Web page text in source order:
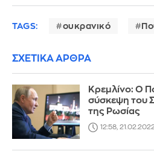
TAGS: ουκρανικό
ΣΧΕΤΙΚΑ ΑΡΘΡΑ
Κρεμλίνο: Ο
σύσκεψη του
της Ρωσίας
12:58, 21.02.2022